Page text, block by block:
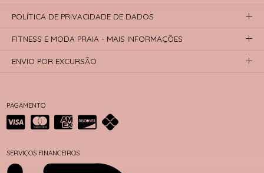
PAGAMENTO
SERVIÇOS FINANCEIROS
POLÍTICA DE PRIVACIDADE DE DADOS
FITNESS E MODA PRAIA - MAIS INFORMAÇÕES
ENVIO POR EXCURSÃO